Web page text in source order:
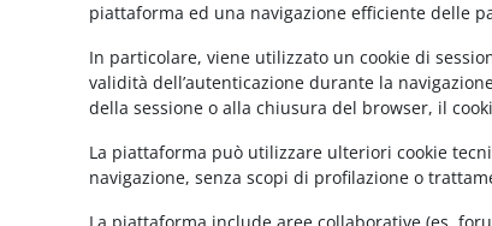
piattaforma ed una navigazione efficiente delle
In particolare, viene utilizzato un cookie di
validità dell’autenticazione durante la
della sessione o alla chiusura del browser, il
La piattaforma può utilizzare ulteriori cookie
navigazione, senza scopi di profilazione o